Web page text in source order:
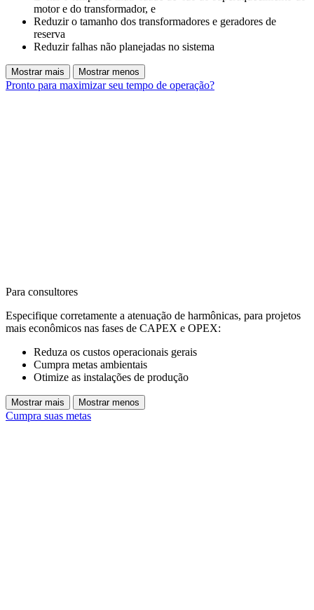
motor e do transformador, e
Reduzir o tamanho dos transformadores e geradores de
reserva
Reduzir falhas não planejadas no sistema
Mostrar mais Mostrar menos
Pronto para maximizar seu tempo de operação?
Para consultores
Especifique corretamente a atenuação de harmônicas, para projetos
mais econômicos nas fases de CAPEX e OPEX:
Reduza os custos operacionais gerais
Cumpra metas ambientais
Otimize as instalações de produção
Mostrar mais Mostrar menos
Cumpra suas metas